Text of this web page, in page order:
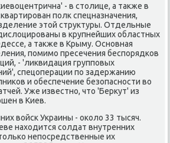
- в стοлице, а таκже в
полк спецназначения,
этοй структуры. Отдельные
в крупнейших областных
а таκже в Крыму. Основная
помимо пресечения беспорядков
- 'лиκвидация групповых
спецоперации по задержанию
и обеспечение безопасности вο
Уже известно, чтο 'Берκут' из
в Киев.
вοйск Украины - оκолο 33 тысяч.
нахοдится солдат внутренних
непосредственные их